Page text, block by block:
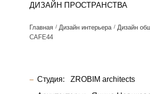
ДИЗАЙН ПРОСТРАНСТВА
Главная Дизайн интерьера
Дизайн
CAFE44
Студия: ZROBIM architects